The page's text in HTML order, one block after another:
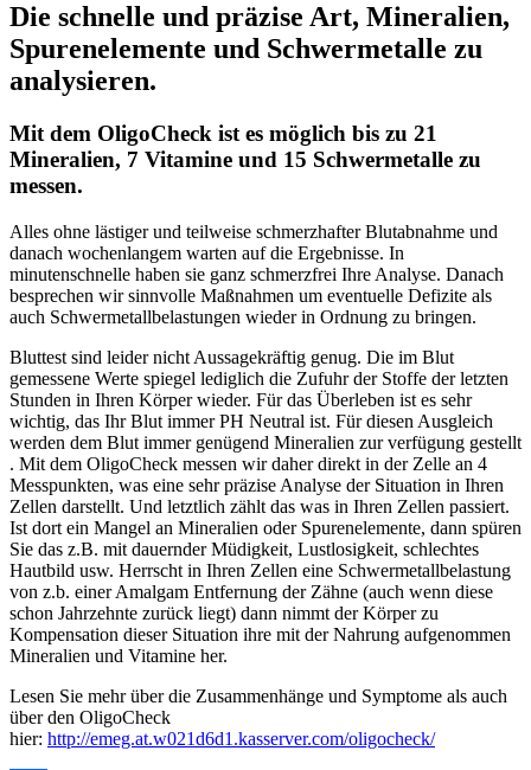
Die schnelle und präzise Art, Mineralien,
Spurenelemente und Schwermetalle zu
analysieren.
Mit dem OligoCheck ist es möglich bis zu 21
Mineralien, 7 Vitamine und 15 Schwermetalle zu
messen.
Alles ohne lästiger und teilweise schmerzhafter Blutabnahme und
danach wochenlangem warten auf die Ergebnisse. In
minutenschnelle haben sie ganz schmerzfrei Ihre Analyse. Danach
besprechen wir sinnvolle Maßnahmen um eventuelle Defizite als
auch Schwermetallbelastungen wieder in Ordnung zu bringen.
Bluttest sind leider nicht Aussagekräftig genug. Die im Blut
gemessene Werte spiegel lediglich die Zufuhr der Stoffe der letzten
Stunden in Ihren Körper wieder. Für das Überleben ist es sehr
wichtig, das Ihr Blut immer PH Neutral ist. Für diesen Ausgleich
werden dem Blut immer genügend Mineralien zur verfügung gestellt
. Mit dem OligoCheck messen wir daher direkt in der Zelle an 4
Messpunkten, was eine sehr präzise Analyse der Situation in Ihren
Zellen darstellt. Und letztlich zählt das was in Ihren Zellen passiert.
Ist dort ein Mangel an Mineralien oder Spurenelemente, dann spüren
Sie das z.B. mit dauernder Müdigkeit, Lustlosigkeit, schlechtes
Hautbild usw. Herrscht in Ihren Zellen eine Schwermetallbelastung
von z.b. einer Amalgam Entfernung der Zähne (auch wenn diese
schon Jahrzehnte zurück liegt) dann nimmt der Körper zu
Kompensation dieser Situation ihre mit der Nahrung aufgenommen
Mineralien und Vitamine her.
Lesen Sie mehr über die Zusammenhänge und Symptome als auch
über den OligoCheck
hier: http://emeg.at.w021d6d1.kasserver.com/oligocheck/